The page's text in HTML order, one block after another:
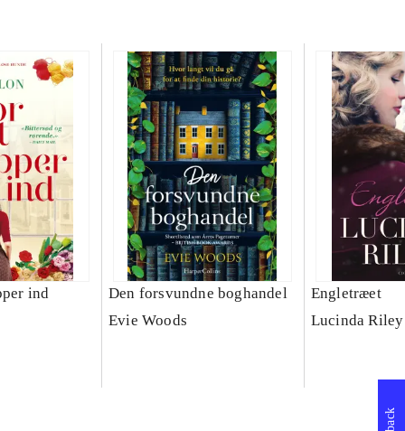
ind
Den forsvundne boghandel
Evie Woods
Engletræet
Lucinda Riley